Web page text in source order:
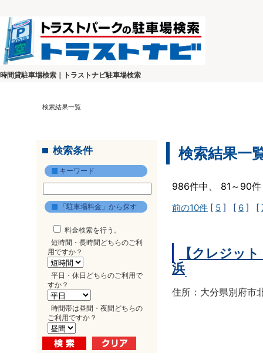
時間貸駐車場検索｜トラストナビ駐車場検索
検索結果一覧
検索条件
キーワード
「駐車場料金」から探す
料金検索を行う。
短時間・長時間どちらのご利
用ですか？
平日・休日どちらのご利用で
すか？
時間帯は昼間・夜間どちらの
ご利用ですか？
検索結果一
986件中、 81～90
前の10件 [ 5 ] [ 6 ] [
【クレジッ
浜
住所：大分県別府市